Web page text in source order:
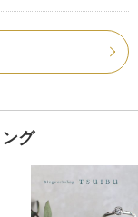
グ